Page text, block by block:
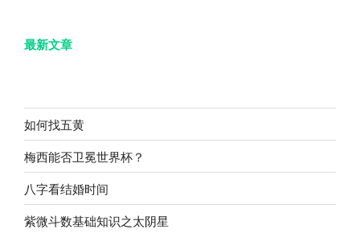
最新文章
如何找五黄
梅西能否卫冕世界杯？
八字看结婚时间
紫微斗数基础知识之太阴星